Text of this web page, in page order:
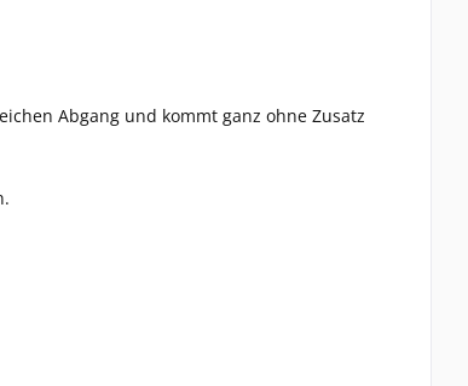
Abgang und kommt ganz ohne Zusatz